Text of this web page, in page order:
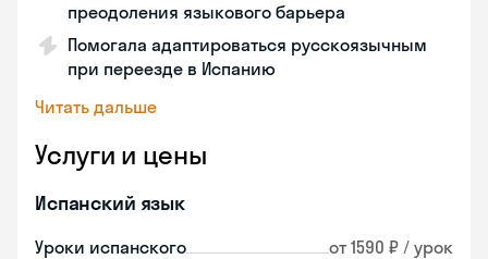
преодоления языкового барьера
Помогала адаптироваться русскоязычным
при переезде в Испанию
Читать дальше
Услуги и цены
Испанский язык
Уроки испанского от 1590 ₽ / урок